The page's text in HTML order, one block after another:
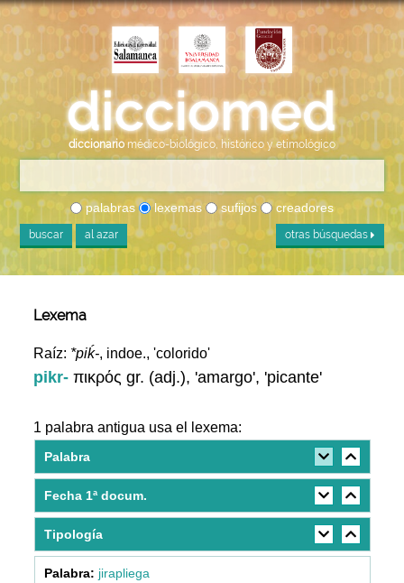
diccionario médico-biológico, histórico y etimológico
palabras lexemas sufijos creadores
buscar al azar otras búsquedas
Lexema
Raíz: *piḱ-, indoe., 'colorido'
pikr-πικρός gr. (adj.), 'amargo', 'picante'
1 palabra antigua usa el lexema:
Palabra
Fecha 1ª docum.
Tipología
jirapliega